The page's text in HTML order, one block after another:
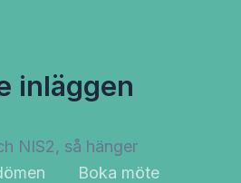
Boka möte
inläggen
NIS2, så hänger